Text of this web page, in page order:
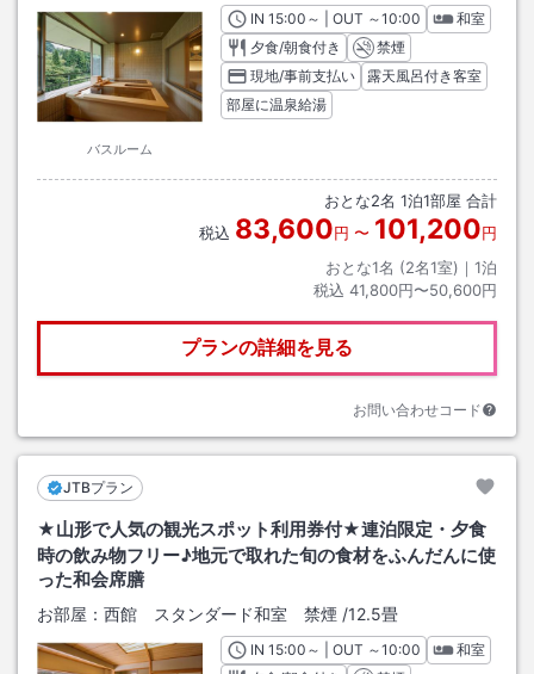
バスルーム
INチェックイン
15:00 ～ | OUT チェックアウト
～10:00
和室
夕食/朝食付き
禁煙
現地/事前支払い
露天風呂付き客室
部屋に温泉給湯
おとな2名 1泊1部屋 合計
税込 83,600円 〜 101,200円
おとな1名 (2名1室)｜ 1泊
税込 41,800円〜50,600円
プランの詳細を見る
お問い合わせコード
JTBプラン
★山形で人気の観光スポット利用券付★連泊限定・夕食
時の飲み物フリー♪地元で取れた旬の食材をふんだんに使
った和会席膳
お部屋： 西館 スタンダード和室 禁煙 /12.5畳
INチェックイン
15:00 ～ | OUT チェックアウト
～10:00
和室